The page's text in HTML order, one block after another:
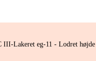
Lakeret eg-11 - Lodret